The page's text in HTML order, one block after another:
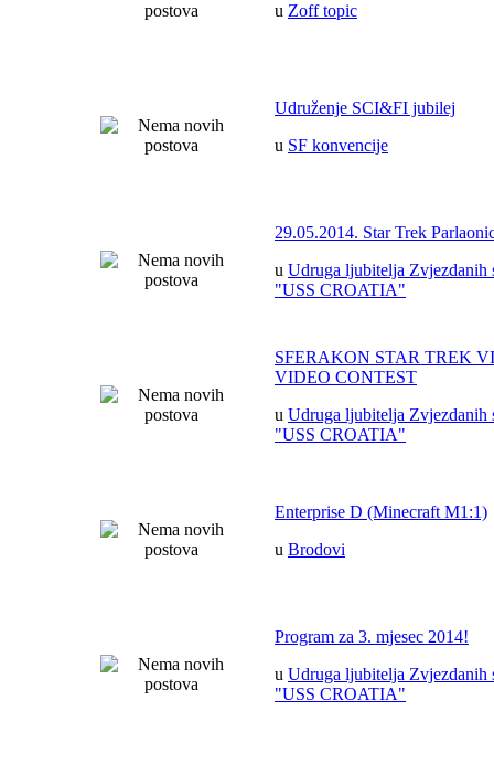
u Zoff topic
Udruženje SCI&FI jubilej
u SF konvencije
29.05.2014. Star Trek
u Udruga ljubitelja Zvjezdanih
"USS CROATIA"
SFERAKON STAR TREK
VIDEO CONTEST
u Udruga ljubitelja Zvjezdanih
"USS CROATIA"
Enterprise D (Minecraft M1:1)
u Brodovi
Program za 3. mjesec 2014!
u Udruga ljubitelja Zvjezdanih
"USS CROATIA"